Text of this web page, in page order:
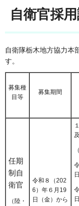
自衛官採
自衛隊栃木地方協力本
す。
募集種
目等
募集期間
任期
制自
衛官
（陸・
令和８（202
6）年６月19
日（金）から